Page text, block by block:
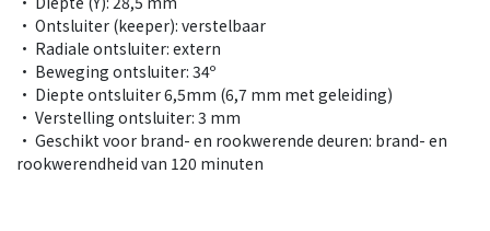
• Ontsluiter (keeper): verstelbaar
• Radiale ontsluiter: extern
• Beweging ontsluiter: 34º
• Diepte ontsluiter 6,5mm (6,7 mm met geleiding)
• Verstelling ontsluiter: 3 mm
• Geschikt voor brand- en rookwerende deuren: brand- en
rookwerendheid van 120 minuten